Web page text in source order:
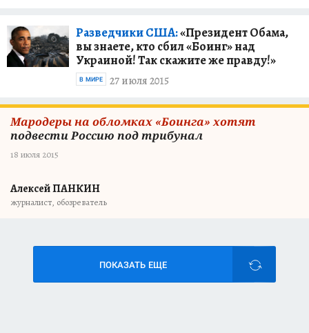
Разведчики США:«Президент Обама,
вы знаете, кто сбил «Боинг» над
Украиной! Так скажите же правду!»
27 июля 2015
В МИРЕ
Мародеры на обломках «Боинга» хотят
подвести Россию под трибунал
18 июля 2015
Алексей ПАНКИН
журналист, обозреватель
ПОКАЗАТЬ ЕЩЕ